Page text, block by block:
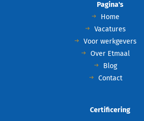
Pagina's
Home
Vacatures
Voor werkgevers
Over Etmaal
Blog
Contact
Certificering